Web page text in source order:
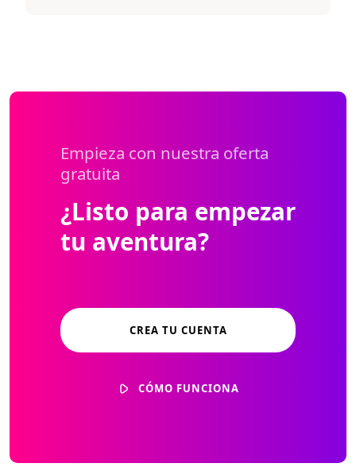
Empieza con nuestra oferta
gratuita
¿Listo para empezar
tu aventura?
CREA TU CUENTA
CÓMO FUNCIONA